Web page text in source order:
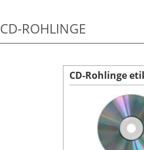
CD-ROHLINGE
CD-Rohlinge